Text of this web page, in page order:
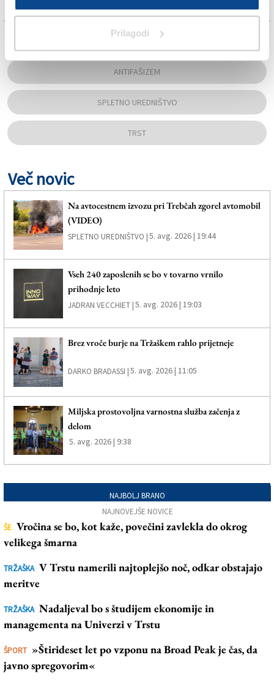
Prilagodi
ANTIFAŠIZEM
SPLETNO UREDNIŠTVO
TRST
Več novic
Na avtocestnem izvozu pri Trebčah zgorel avtomobil
(VIDEO)
SPLETNO UREDNIŠTVO |5. avg. 2026 | 19:44
Vseh 240 zaposlenih se bo v tovarno vrnilo
prihodnje leto
JADRAN VECCHIET |5. avg. 2026 | 19:03
Brez vroče burje na Tržaškem rahlo prijetneje
DARKO BRADASSI |5. avg. 2026 | 11:05
Miljska prostovoljna varnostna služba začenja z
delom
5. avg. 2026 | 9:38
NAJBOLJ BRANO
NAJNOVEJŠE NOVICE
ŠE Vročina se bo, kot kaže, povečini zavlekla do okrog
velikega šmarna
TRŽAŠKA V Trstu namerili najtoplejšo noč, odkar obstajajo
meritve
TRŽAŠKA Nadaljeval bo s študijem ekonomije in
managementa na Univerzi v Trstu
ŠPORT »Štirideset let po vzponu na Broad Peak je čas, da
javno spregovorim«